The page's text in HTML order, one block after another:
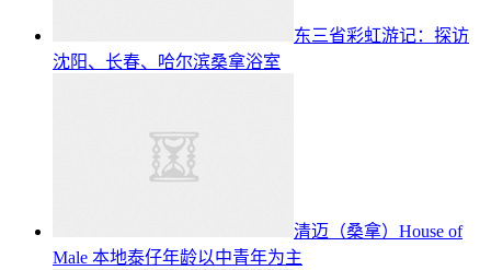
东三省彩虹游记：探访
沈阳、长春、哈尔滨桑拿浴室
清迈（桑拿）House of
Male 本地泰仔年龄以中青年为主